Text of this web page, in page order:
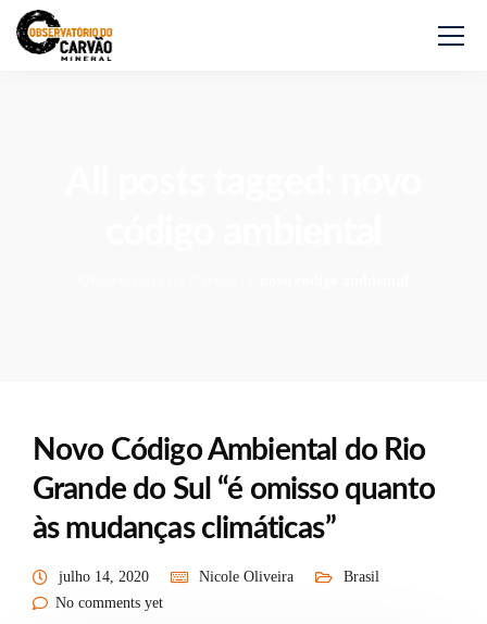
Novo Código Ambiental do Rio
Grande do Sul “é omisso quanto
às mudanças climáticas”
julho 14, 2020 Nicole Oliveira
Brasil
No comments yet